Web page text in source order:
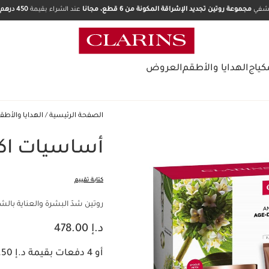
مجموعة روتين تجديد الإشراقة المكونة من 6 قطع، مجانا عند الشراء بقيمة 450 درهم.
الهدايا والأطقمالعروض
الصفحة الرئيسية الهدايا
أساسيات
كتابة تقييم
روتين شدّ البشرة والعناية
السعر الحالي هو د.إ 478.00
د.إ 478.00
أو 4 دفعات بقيمة د.إ 119.50 مع